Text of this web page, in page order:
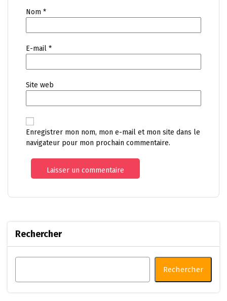
Nom *
E-mail *
Site web
Enregistrer mon nom, mon e-mail et mon site dans le
navigateur pour mon prochain commentaire.
Rechercher
Rechercher